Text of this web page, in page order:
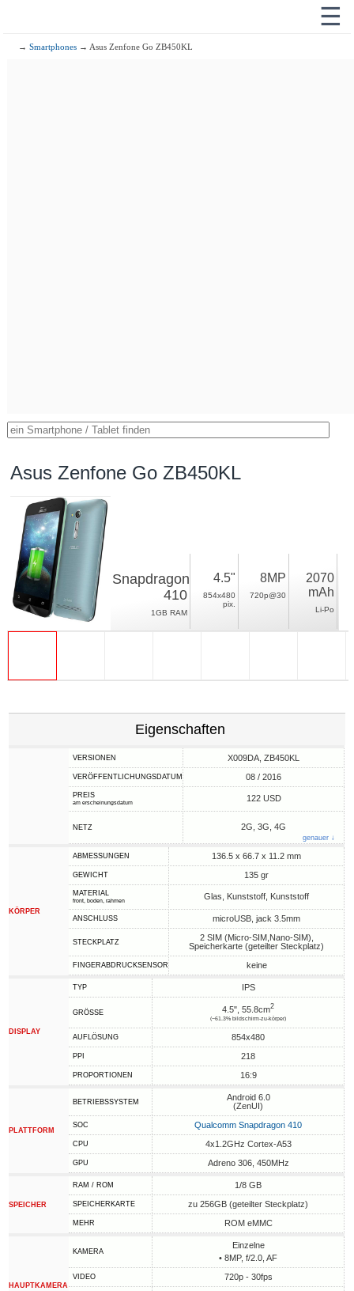
☰
→Smartphones → Asus Zenfone Go ZB450KL
Asus Zenfone Go ZB450KL
Snapdragon
410
1GB RAM
4.5"
854x480
pix.
8MP
720p@30
2070
mAh
Li-Po
Eigenschaften
VERSIONEN X009DA, ZB450KL
VERÖFFENTLICHUNGSDATUM 08 / 2016
PREIS
am erscheinungsdatum 122 USD
NETZ 2G, 3G, 4G
genauer ↓
KÖRPER
ABMESSUNGEN 136.5 x 66.7 x 11.2 mm
GEWICHT 135 gr
MATERIAL
front, boden, rahmen Glas, Kunststoff, Kunststoff
ANSCHLUSS microUSB, jack 3.5mm
STECKPLATZ
2 SIM (Micro-SIM,Nano-SIM),
Speicherkarte (geteilter Steckplatz)
FINGERABDRUCKSENSOR keine
DISPLAY
TYP IPS
GRÖSSE 4.5", 55.8cm2
(~61.3% bildschirm-zu-körper)
AUFLÖSUNG 854x480
PPI 218
PROPORTIONEN 16:9
PLATTFORM
BETRIEBSSYSTEM
Android 6.0
(ZenUI)
SOC Qualcomm Snapdragon 410
CPU 4x1.2GHz Cortex-A53
GPU Adreno 306, 450MHz
SPEICHER
RAM / ROM 1/8 GB
SPEICHERKARTE zu 256GB (geteilter Steckplatz)
MEHR ROM eMMC
HAUPTKAMERA
KAMERA
Einzelne
• 8MP, f/2.0, AF
VIDEO 720p - 30fps